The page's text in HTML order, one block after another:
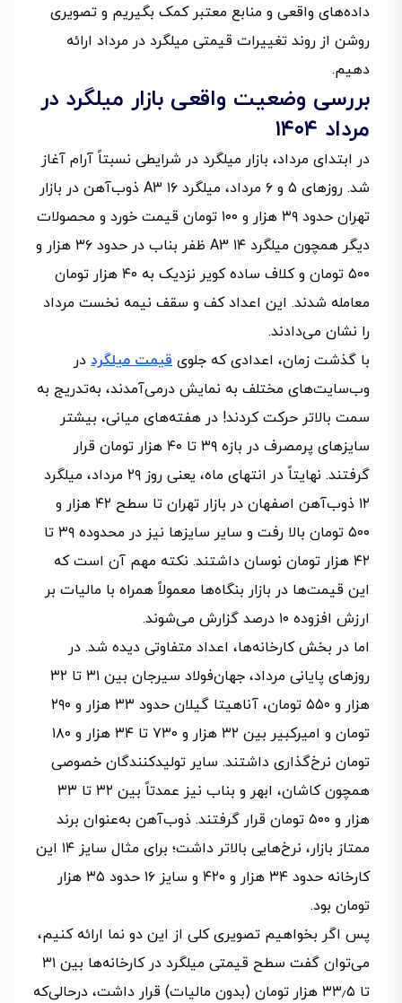
داده‌های واقعی و منابع معتبر کمک بگیریم و تصویری
روشن از روند تغییرات قیمتی میلگرد در مرداد ارائه
دهیم.
بررسی وضعیت واقعی بازار میلگرد در
مرداد ۱۴۰۴
در ابتدای مرداد، بازار میلگرد در شرایطی نسبتاً آرام آغاز
شد. روزهای ۵ و ۶ مرداد، میلگرد ۱۶ A3 ذوب‌آهن در بازار
تهران حدود ۳۹ هزار و ۱۰۰ تومان قیمت خورد و محصولات
دیگر همچون میلگرد ۱۴ A3 ظفر بناب در حدود ۳۶ هزار و
۵۰۰ تومان و کلاف ساده کویر نزدیک به ۴۰ هزار تومان
معامله شدند. این اعداد کف و سقف نیمه نخست مرداد
را نشان می‌دادند.
با گذشت زمان، اعدادی که جلوی قیمت میلگرد در
وب‌سایت‌های مختلف به نمایش درمی‌آمدند، به‌تدریج به
سمت بالاتر حرکت کردند! در هفته‌های میانی، بیشتر
سایزهای پرمصرف در بازه ۳۹ تا ۴۰ هزار تومان قرار
گرفتند. نهایتاً در انتهای ماه، یعنی روز ۲۹ مرداد، میلگرد
۱۲ ذوب‌آهن اصفهان در بازار تهران تا سطح ۴۲ هزار و
۵۰۰ تومان بالا رفت و سایر سایزها نیز در محدوده ۳۹ تا
۴۲ هزار تومان نوسان داشتند. نکته مهم آن است که
این قیمت‌ها در بازار بنگاه‌ها معمولاً همراه با مالیات بر
ارزش افزوده ۱۰ درصد گزارش می‌شوند.
اما در بخش کارخانه‌ها، اعداد متفاوتی دیده شد. در
روزهای پایانی مرداد، جهان‌فولاد سیرجان بین ۳۱ تا ۳۲
هزار و ۵۵۰ تومان، آناهیتا گیلان حدود ۳۳ هزار و ۲۹۰
تومان و امیرکبیر بین ۳۲ هزار و ۷۳۰ تا ۳۴ هزار و ۱۸۰
تومان نرخ‌گذاری داشتند. سایر تولیدکنندگان خصوصی
همچون کاشان، ابهر و بناب نیز عمدتاً بین ۳۲ تا ۳۳
هزار و ۵۰۰ تومان قرار گرفتند. ذوب‌آهن به‌عنوان برند
ممتاز بازار، نرخ‌هایی بالاتر داشت؛ برای مثال سایز ۱۴ این
کارخانه حدود ۳۴ هزار و ۴۲۰ و سایز ۱۶ حدود ۳۵ هزار
تومان بود.
پس اگر بخواهیم تصویری کلی از این دو نما ارائه کنیم،
می‌توان گفت سطح قیمتی میلگرد در کارخانه‌ها بین ۳۱
تا ۳۳٫۵ هزار تومان (بدون مالیات) قرار داشت، درحالی‌که